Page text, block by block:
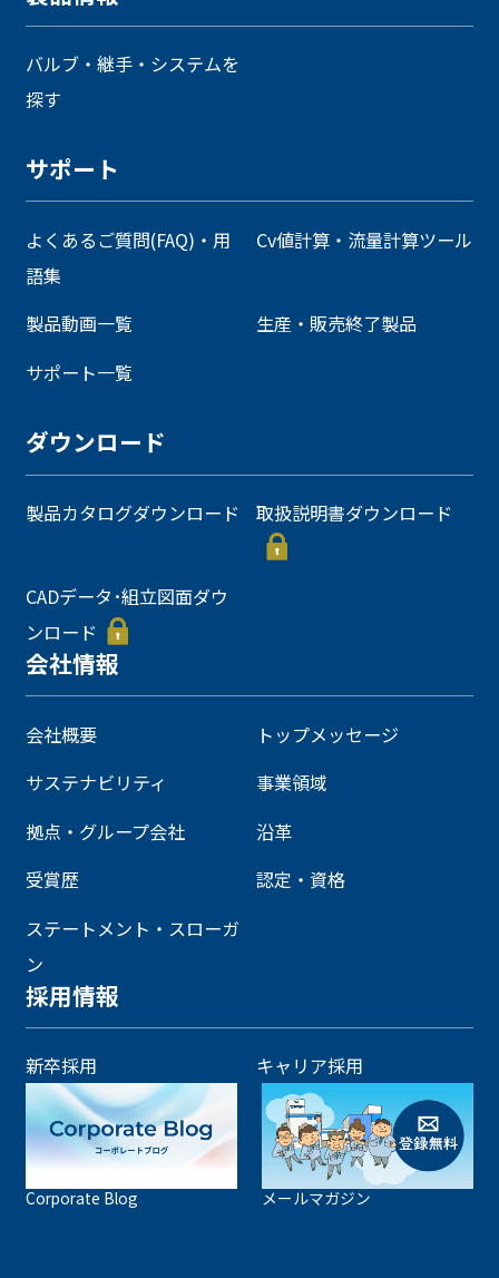
バルブ・継手・システムを
探す
サポート
よくあるご質問(FAQ)・用
語集
Cv値計算・流量計算ツール
製品動画一覧
生産・販売終了製品
サポート一覧
ダウンロード
製品カタログダウンロード 取扱説明書ダウンロード
CADデータ･組立図面ダウ
ンロード
会社情報
会社概要
トップメッセージ
サステナビリティ
事業領域
拠点・グループ会社
沿革
受賞歴
認定・資格
ステートメント・スローガ
ン
採用情報
新卒採用 キャリア採用
Corporate Blog メールマガジン